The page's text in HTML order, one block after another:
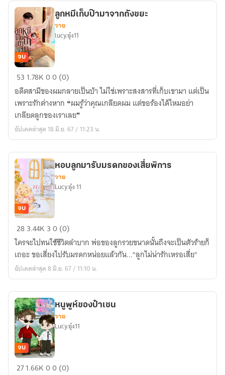
แก่
ลูก
หมี
เก็บ
ป๊า
มา
จาก
ขยะ
จบ
ลูกหมีเก็บป๊ามาจากถังขยะ
วาย
lucy.อุ๋ง11
53 1.78K00 (0)
อดีตสามีของผมกลายเป็นบ้า ไม่ใช่เพราะสงสารที่เก็บเขามา แต่เป็น
เพราะรักต่างหาก ❝ผมรู้ว่าคุณเกลียดผม แต่ขอร้องได้ไหมอย่า
เกลียดลูกของเราเลย❞
อัปเดตล่าสุด 18 มิ.ย. 67 / 11:23 น.
หอบ
ลูก
มา
รับ
มรดก
เสี่ย
พิการ
จบ
หอบลูกมารับมรดกของเสี่ยพิการ
วาย
Lucy.อุ๋ง 11
283.44K 30 (0)
ใครจะไปทนใช้ชีวิตลำบาก พ่อของลูกรวยขนาดนั้นถึงจะเป็นตัวร้ายก็
เถอะ ขอเสี่ยงไปรับมรดกหน่อยแล้วกัน..."ลูกไม่น่ารักเหรอเสี่ย"
อัปเดตล่าสุด 8 มิ.ย. 67 / 11:10 น.
หนู
จบ
หนูพูห์ของป๋าเชน
วาย
Lucy.อุ๋ง11
271.66K00 (0)